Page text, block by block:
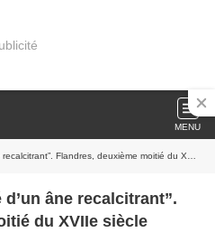
MENU
Flandres, deuxième moitié du XVIIe siècle
âne recalcitrant”.
du XVIIe siècle